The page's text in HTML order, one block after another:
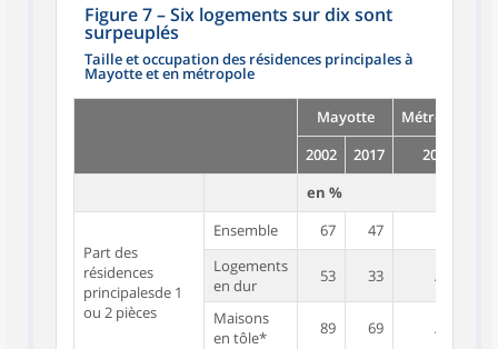
Figure 7–Six logements sur dix sont
surpeuplés
Taille et occupation des résidences principales à
Mayotte et en métropole
Mayotte
Métropole
2002
2017
2016
en %
Part des
résidences
principalesde 1
ou 2 pièces
Ensemble 67 47
Logements
en dur
53 33 ///////
Maisons
en tôle*
89 69 ///////